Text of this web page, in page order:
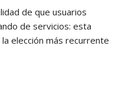
de que usuarios
de servicios: esta
la elección más recurrente